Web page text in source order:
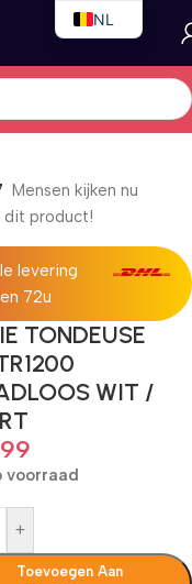
Mensen kijken nu
dit product!
levering
72u
TONDEUSE
WIT /
voorraad
+
Toevoegen Aan
NL